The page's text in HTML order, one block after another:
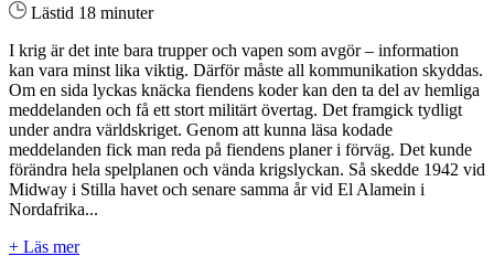
Lästid 18 minuter
I krig är det inte bara trupper och vapen som avgör – information
kan vara minst lika viktig. Därför måste all kommunikation skyddas.
Om en sida lyckas knäcka fiendens koder kan den ta del av hemliga
meddelanden och få ett stort militärt övertag. Det framgick tydligt
under andra världskriget. Genom att kunna läsa kodade
meddelanden fick man reda på fiendens planer i förväg. Det kunde
förändra hela spelplanen och vända krigslyckan. Så skedde 1942 vid
Midway i Stilla havet och senare samma år vid El Alamein i
Nordafrika...
+ Läs mer